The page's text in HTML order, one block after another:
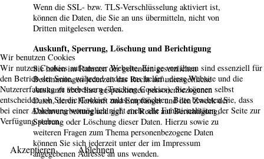
Wenn die SSL- bzw. TLS-Verschlüsselung aktiviert ist,
können die Daten, die Sie an uns übermitteln, nicht von
Dritten mitgelesen werden.
Auskunft, Sperrung, Löschung und Berichtigung
Sie haben im Rahmen der geltenden gesetzlichen
Bestimmungen jederzeit das Recht auf unentgeltliche
Auskunft über Ihre gespeicherten personenbezogenen
Daten, deren Herkunft und Empfänger und den Zweck der
Datenverarbeitung und ggf. ein Recht auf Berichtigung,
Sperrung oder Löschung dieser Daten. Hierzu sowie zu
weiteren Fragen zum Thema personenbezogene Daten
können Sie sich jederzeit unter der im Impressum
angegebenen Adresse an uns wenden.
Wir benutzen Cookies
Wir nutzen Cookies auf unserer Website. Einige von ihnen sind essenziell für
den Betrieb der Seite, während andere uns helfen, diese Website und die
Nutzererfahrung zu verbessern (Tracking Cookies). Sie können selbst
entscheiden, ob Sie die Cookies zulassen möchten. Bitte beachten Sie, dass
bei einer Ablehnung womöglich nicht mehr alle Funktionalitäten der Seite zur
Verfügung stehen.
Akzeptieren Ablehnen